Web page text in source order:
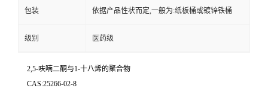
包装 依据产品性状而定,一般为:纸板桶或镀锌铁桶
级别 医药级
2,5-呋喃二酮与1-十八烯的聚合物
CAS:25266-02-8